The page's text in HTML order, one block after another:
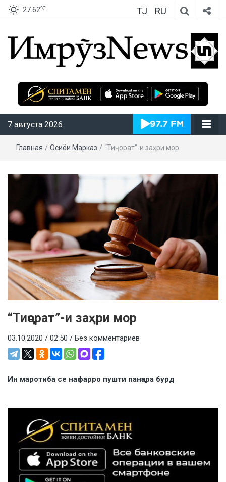
27.62℃ TJ RU
ИмрӯзNews
7 августа 2026
Главная / Осиёи Марказӣ / “Тиҷорат”-и заҳри мор
“Тиҷорат”-и заҳри мор
03.10.2020 / 02:50 / Без комментариев
Ин маротиба се нафарро пушти панҷара бурд